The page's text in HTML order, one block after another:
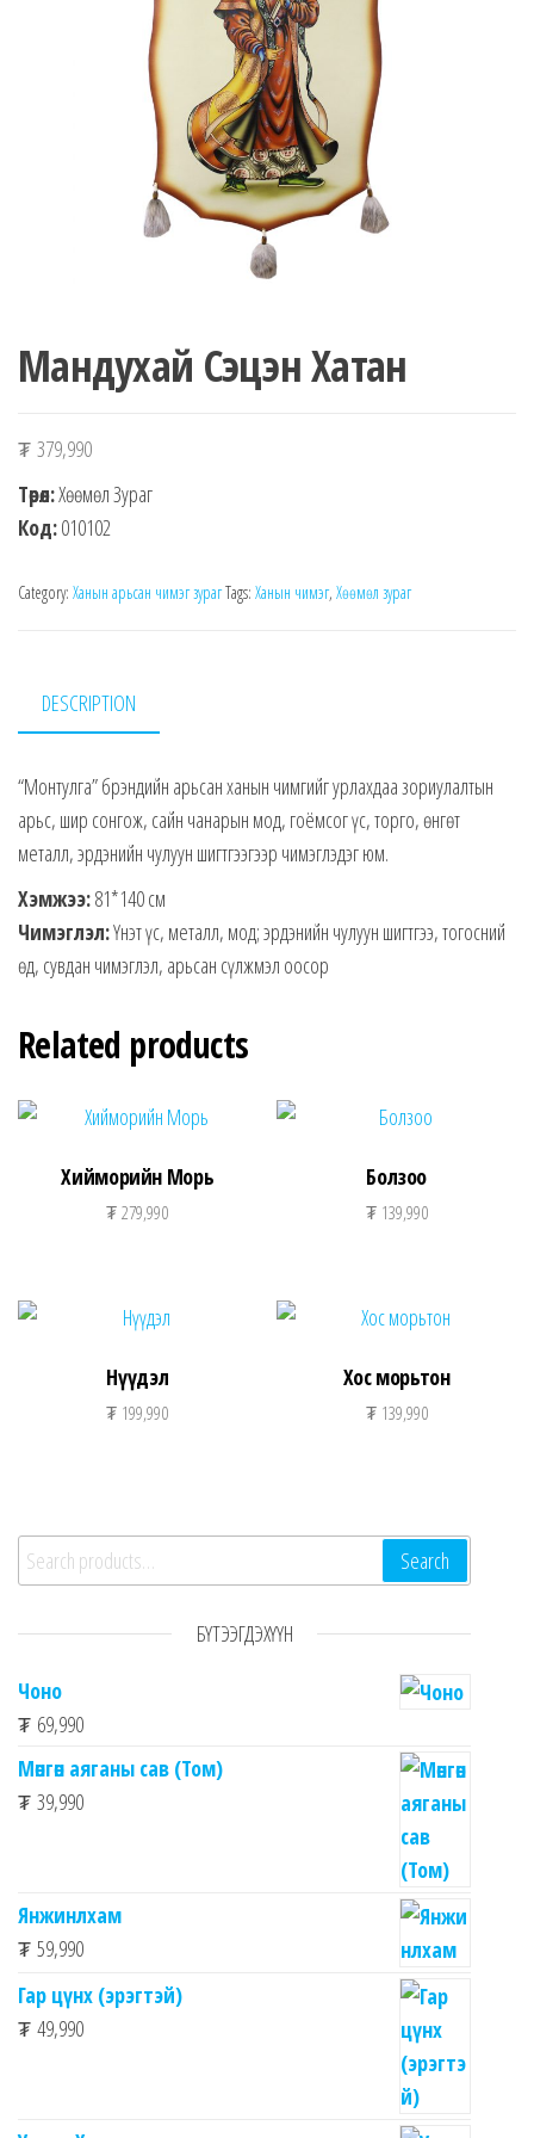
Мандухай Сэцэн Хатан
₮ 379,990
Төрөл:Хөөмөл Зураг
Код:010102
Category: Ханын арьсан чимэг зурагTags: Ханын чимэг, Хөөмөл зураг
DESCRIPTION
“Монтулга” брэндийн арьсан ханын чимгийг урлахдаа зориулалтын
арьс, шир сонгож, сайн чанарын мод, гоёмсог үс, торго, өнгөт
металл, эрдэнийн чулуун шигтгээгээр чимэглэдэг юм.
Хэмжээ:81*140 см
Чимэглэл:Үнэт үс, металл, мод; эрдэнийн чулуун шигтгээ, тогосний
өд, сувдан чимэглэл, арьсан сүлжмэл оосор
Related products
Хийморийн Морь
₮279,990
Болзоо
₮139,990
Нүүдэл
₮ 199,990
Хос морьтон
₮139,990
Search for: Search
БҮТЭЭГДЭХҮҮН
Чоно
₮ 69,990
Мөнгөн аяганы сав (Том)
₮ 39,990
Янжинлхам
₮ 59,990
Гар цүнх (эрэгтэй)
₮ 49,990